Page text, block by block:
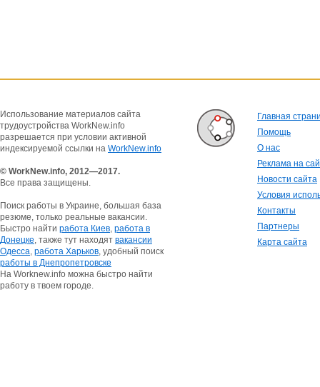
Использование материалов сайта
трудоустройства WorkNew.info
разрешается при условии активной
индексируемой ссылки на WorkNew.info
© WorkNew.info, 2012—2017.
Все права защищены.
Поиск работы в Украине, большая база
резюме, только реальные вакансии.
Быстро найти работа Киев, работа в
Донецке, также тут находят вакансии
Одесса, работа Харьков, удобный поиск
работы в Днепропетровске
На Worknew.info можна быстро найти
работу в твоем городе.
Главная
Помощь
О нас
Реклама на
Новости сайта
Условия
Контакты
Партнеры
Карта сайта